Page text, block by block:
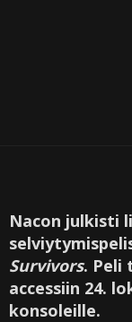
Nacon julkisti
Survivors. Peli
accessiin 24.
konsoleille.